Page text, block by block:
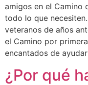
amigos en el Camino
todo lo que
veteranos de años
el Camino por
encantados de
¿Por qué